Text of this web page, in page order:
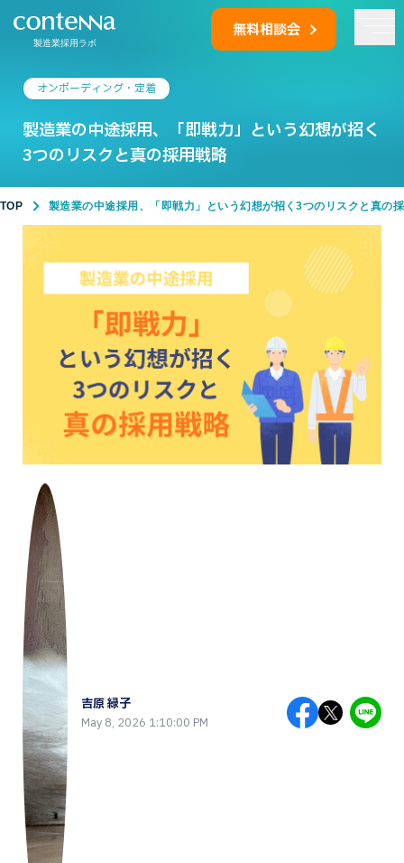
製造業採用ラボ
無料相談会
オンボーディング・定着
製造業の中途採用、「即戦力」という幻想が招く
3つのリスクと真の採用戦略
TOP 製造業の中途採用、「即戦力」という幻想が招く3つのリスクと真の
吉原 緑子
May 8, 2026 1:10:00 PM